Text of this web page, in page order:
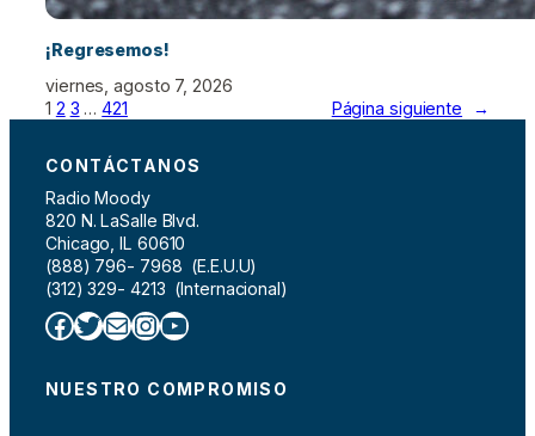
¡Regresemos!
viernes, agosto 7, 2026
1 2 3 … 421 Página siguiente →
CONTÁCTANOS
Radio Moody
820 N. LaSalle Blvd.
Chicago, IL 60610
(888) 796- 7968 (E.E.U.U)
(312) 329- 4213 (Internacional)
Facebook Twitter Correo electrónico InstagramYouTube
NUESTRO COMPROMISO